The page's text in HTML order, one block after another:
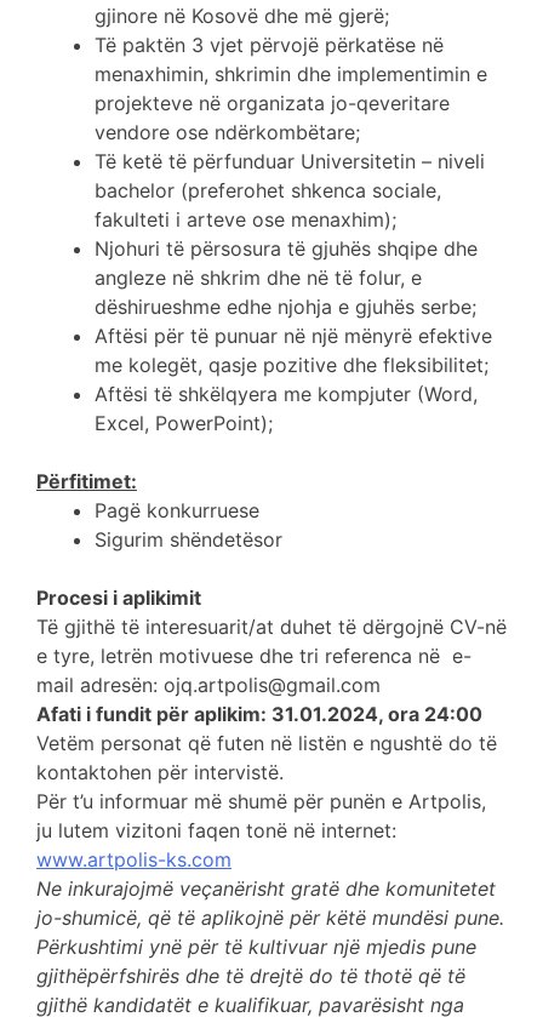
gjinore në Kosovë dhe më gjerë;
Të paktën 3 vjet përvojë përkatëse në
menaxhimin, shkrimin dhe implementimin e
projekteve në organizata jo-qeveritare
vendore ose ndërkombëtare;
Të ketë të përfunduar Universitetin – niveli
bachelor (preferohet shkenca sociale,
fakulteti i arteve ose menaxhim);
Njohuri të përsosura të gjuhës shqipe dhe
angleze në shkrim dhe në të folur, e
dëshirueshme edhe njohja e gjuhës serbe;
Aftësi për të punuar në një mënyrë efektive
me kolegët, qasje pozitive dhe fleksibilitet;
Aftësi të shkëlqyera me kompjuter (Word,
Excel, PowerPoint);
Përfitimet:
Pagë konkurruese
Sigurim shëndetësor
Procesi i aplikimit
Të gjithë të interesuarit/at duhet të dërgojnë CV-në
e tyre, letrën motivuese dhe tri referenca në e-
mail adresën: ojq.artpolis@gmail.com
Afati i fundit për aplikim: 31.01.2024, ora 24:00
Vetëm personat që futen në listën e ngushtë do të
kontaktohen për intervistë.
Për t’u informuar më shumë për punën e Artpolis,
ju lutem vizitoni faqen tonë në internet:
www.artpolis-ks.com
Ne inkurajojmë veçanërisht gratë dhe komunitetet
jo-shumicë, që të aplikojnë për këtë mundësi pune.
Përkushtimi ynë për të kultivuar një mjedis pune
gjithëpërfshirës dhe të drejtë do të thotë që të
gjithë kandidatët e kualifikuar, pavarësisht nga